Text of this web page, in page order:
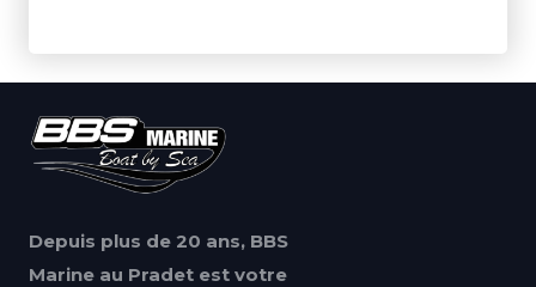
Depuis plus de 20 ans, BBS
Marine au Pradet est votre